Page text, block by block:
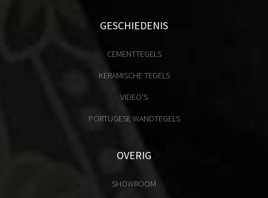
GESCHIEDENIS
CEMENTTEGELS
KERAMISCHE TEGELS
VIDEO'S
PORTUGESE WANDTEGELS
OVERIG
SHOWROOM